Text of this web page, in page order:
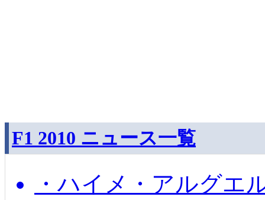
F1 2010 ニュース一覧
・ハイメ・アルグエ